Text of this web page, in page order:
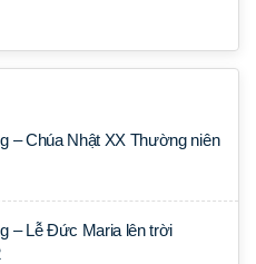
– Chúa Nhật XX Thường niên
– Lễ Đức Maria lên trời